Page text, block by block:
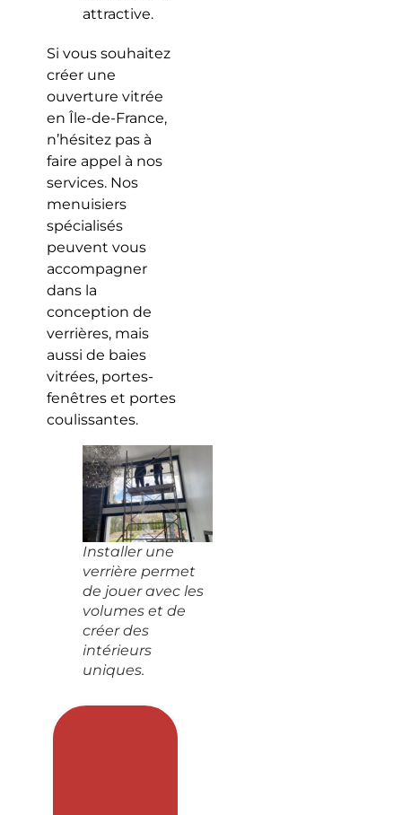
attractive.
Si vous souhaitez
créer une
ouverture vitrée
en Île-de-France,
n’hésitez pas à
faire appel à nos
services. Nos
menuisiers
spécialisés
peuvent vous
accompagner
dans la
conception de
verrières, mais
aussi de baies
vitrées, portes-
fenêtres et portes
coulissantes.
Installer une
verrière permet
de jouer avec les
volumes et de
créer des
intérieurs
uniques.